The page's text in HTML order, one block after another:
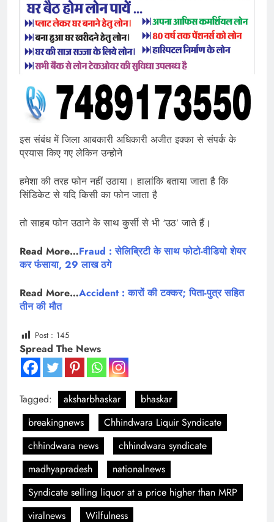
इस संबंध में जिला आबकारी अधिकारी अजीत इक्का से संपर्क के
प्रयास किए गए लेकिन उन्होने
हमेशा की तरह फोन नहीं उठाया। हालांकि बताया जाता है कि
सिंडिकेट से यदि किसी का फोन जाता है
तो साहब फोन उठाने के साथ कुर्सी से भी ‘उठ’ जाते हैं।
Read More…Fraud : सेलिब्रिटी के साथ फोटो-वीडियो शेयर
कर फंसाया, 29 लाख ठगे
Read More…Accident : कारों की टक्कर; पिता-पुत्र सहित
तीन की मौत
Post : 145
Spread The News
Tagged: aksharbhaskar
bhaskar
breakingnews
Chhindwara Liquir Syndicate
chhindwara news
chhindwara syndicate
madhyapradesh
nationalnews
Syndicate selling liquor at a price higher than MRP
viralnews
Wilfulness